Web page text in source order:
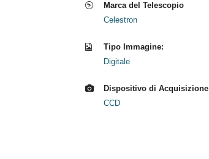
Marca del Telescopio
Celestron
Tipo Immagine:
Digitale
Dispositivo di Acquisizione
CCD